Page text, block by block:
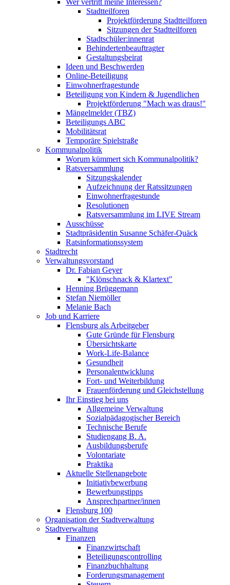
Wer vertritt meine Interessen?
Stadtteilforen
Projektförderung Stadtteilforen
Sitzungen der Stadtteilforen
Stadtschüler:innenrat
Behindertenbeauftragter
Gestaltungsbeirat
Ideen und Beschwerden
Online-Beteiligung
Einwohnerfragestunde
Beteiligung von Kindern & Jugendlichen
Projektförderung "Mach was draus!"
Mängelmelder (TBZ)
Beteiligungs ABC
Mobilitätsrat
Temporäre Spielstraße
Kommunalpolitik
Worum kümmert sich Kommunalpolitik?
Ratsversammlung
Sitzungskalender
Aufzeichnung der Ratssitzungen
Einwohnerfragestunde
Resolutionen
Ratsversammlung im LIVE Stream
Ausschüsse
Stadtpräsidentin Susanne Schäfer-Quäck
Ratsinformationssystem
Stadtrecht
Verwaltungsvorstand
Dr. Fabian Geyer
"Klönschnack & Klartext"
Henning Brüggemann
Stefan Niemöller
Melanie Bach
Job und Karriere
Flensburg als Arbeitgeber
Gute Gründe für Flensburg
Übersichtskarte
Work-Life-Balance
Gesundheit
Personalentwicklung
Fort- und Weiterbildung
Frauenförderung und Gleichstellung
Ihr Einstieg bei uns
Allgemeine Verwaltung
Sozialpädagogischer Bereich
Technische Berufe
Studiengang B. A.
Ausbildungsberufe
Volontariate
Praktika
Aktuelle Stellenangebote
Initiativbewerbung
Bewerbungstipps
Ansprechpartner/innen
Flensburg 100
Organisation der Stadtverwaltung
Stadtverwaltung
Finanzen
Finanzwirtschaft
Beteiligungscontrolling
Finanzbuchhaltung
Forderungsmanagement